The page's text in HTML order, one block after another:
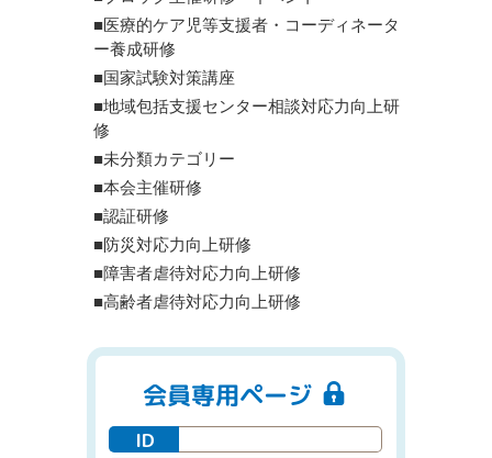
■医療的ケア児等支援者・コーディネータ
ー養成研修
■国家試験対策講座
■地域包括支援センター相談対応力向上研
修
■未分類カテゴリー
■本会主催研修
■認証研修
■防災対応力向上研修
■障害者虐待対応力向上研修
■高齢者虐待対応力向上研修
会員専用ページ
ID